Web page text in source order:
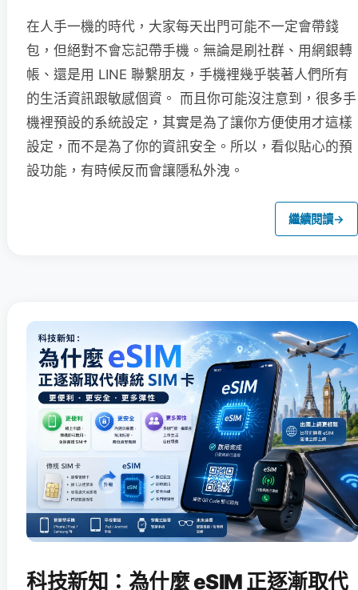
在人手一機的時代，大家每天出門可能不一定會帶錢
包，但絕對不會忘記帶手機。無論是刷社群、用網銀轉
帳、還是用 LINE 聯繫朋友，手機裡幾乎裝著人們所有
的生活資訊跟敏感個資。 而且你可能沒注意到，很多手
機裡預設的系統設定，其實是為了讓你方便使用才這樣
設定，而不是為了你的資訊安全。所以，看似貼心的預
設功能，有時候反而會讓隱私外洩。
繼續閱讀→
科技新知：為什麼 eSIM 正逐漸取代